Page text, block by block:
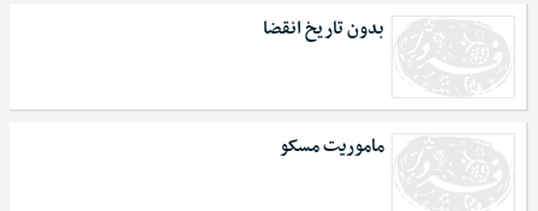
بدون تاریخ انقضا
ماموریت مسکو